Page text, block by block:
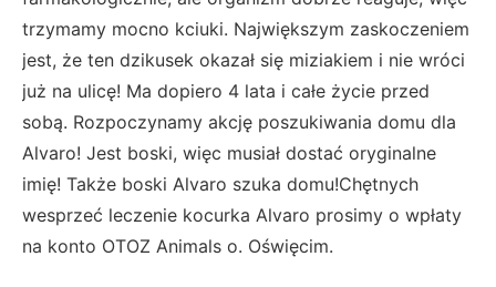
trzymamy mocno kciuki. Największym zaskoczeniem
jest, że ten dzikusek okazał się miziakiem i nie wróci
już na ulicę! Ma dopiero 4 lata i całe życie przed
sobą. Rozpoczynamy akcję poszukiwania domu dla
Alvaro! Jest boski, więc musiał dostać oryginalne
imię! Także boski Alvaro szuka domu!Chętnych
wesprzeć leczenie kocurka Alvaro prosimy o wpłaty
na konto OTOZ Animals o. Oświęcim.